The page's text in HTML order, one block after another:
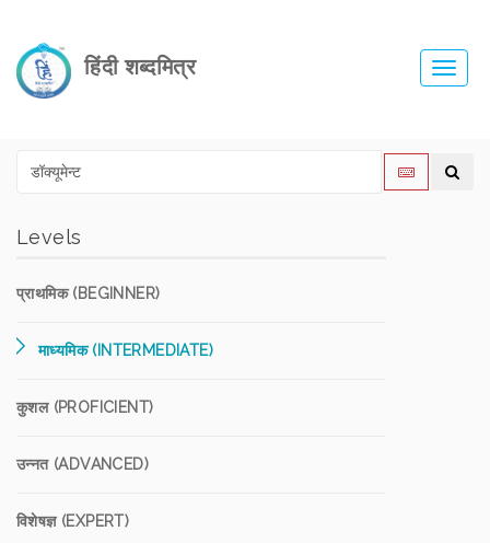
हिंदी शब्दमित्र
Levels
प्राथमिक (BEGINNER)
माध्यमिक (INTERMEDIATE)
कुशल (PROFICIENT)
उन्नत (ADVANCED)
विशेषज्ञ (EXPERT)